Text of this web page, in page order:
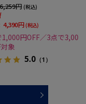
シャツ春夏
6,259円 (税込)
4,390円 (税込)
円OFF／3点で3,00
象
5.0 （1）